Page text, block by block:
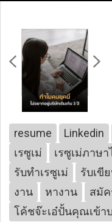
resume Linkedin
เรซูเม่
เรซูเม่ภาษา
รับทำเรซูเม่
รับเขี
งาน
หางาน สมั
โค้ชจ๊ะเอ๋ปั้นคุณเข้า